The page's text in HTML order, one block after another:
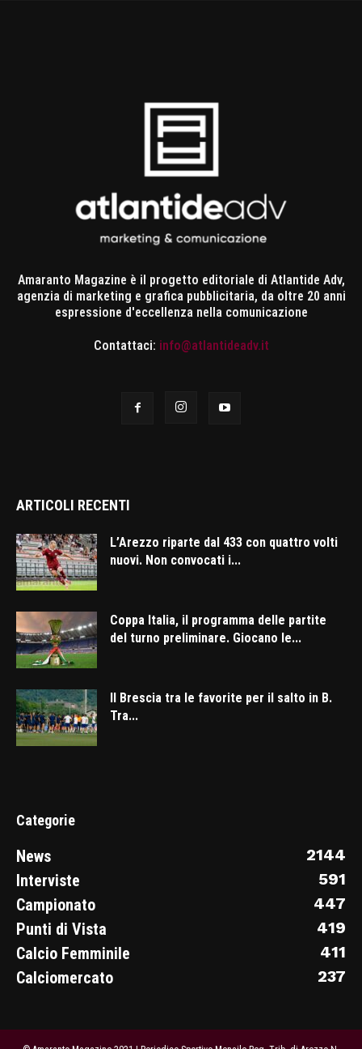
Amaranto Magazine è il progetto editoriale di Atlantide Adv,
agenzia di marketing e grafica pubblicitaria, da oltre 20 anni
espressione d'eccellenza nella comunicazione
Contattaci: info@atlantideadv.it
ARTICOLI RECENTI
L’Arezzo riparte dal 433 con quattro volti
nuovi. Non convocati i...
Coppa Italia, il programma delle partite
del turno preliminare. Giocano le...
Il Brescia tra le favorite per il salto in B.
Tra...
Categorie
News
2144
Interviste
591
Campionato
447
Punti di Vista
419
Calcio Femminile
411
Calciomercato
237